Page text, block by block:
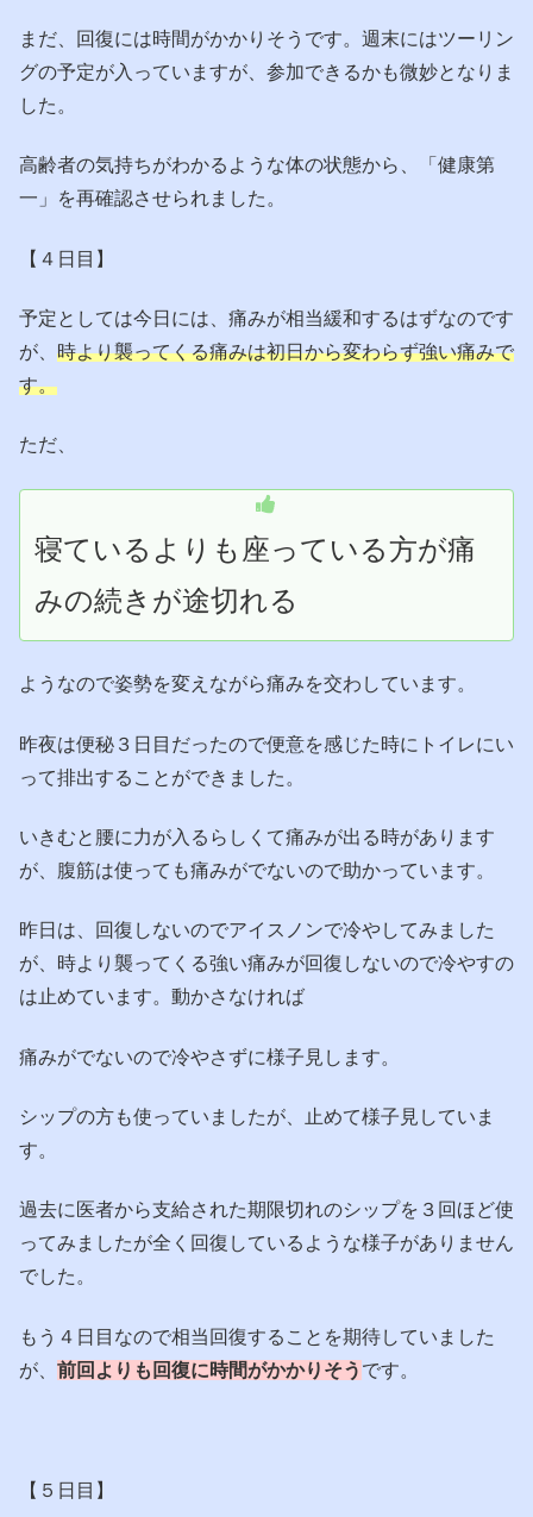
まだ、回復には時間がかかりそうです。週末にはツーリン
グの予定が入っていますが、参加できるかも微妙となりま
した。
高齢者の気持ちがわかるような体の状態から、「健康第
一」を再確認させられました。
【４日目】
予定としては今日には、痛みが相当緩和するはずなのです
が、 時より襲ってくる痛みは初日から変わらず強い痛みで
す。
ただ、
寝ているよりも座っている方が痛
みの続きが途切れる
ようなので姿勢を変えながら痛みを交わしています。
昨夜は便秘３日目だったので便意を感じた時にトイレにい
って排出することができました。
いきむと腰に力が入るらしくて痛みが出る時があります
が、腹筋は使っても痛みがでないので助かっています。
昨日は、回復しないのでアイスノンで冷やしてみました
が、時より襲ってくる強い痛みが回復しないので冷やすの
は止めています。動かさなければ
痛みがでないので冷やさずに様子見します。
シップの方も使っていましたが、止めて様子見していま
す。
過去に医者から支給された期限切れのシップを３回ほど使
ってみましたが全く回復しているような様子がありません
でした。
もう４日目なので相当回復することを期待していました
が、 前回よりも回復に時間がかかりそう です。
【５日目】